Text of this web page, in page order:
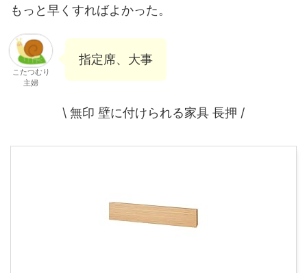
もっと早くすればよかった。
こたつむり
主婦
指定席、大事
\ 無印 壁に付けられる家具 長押 /